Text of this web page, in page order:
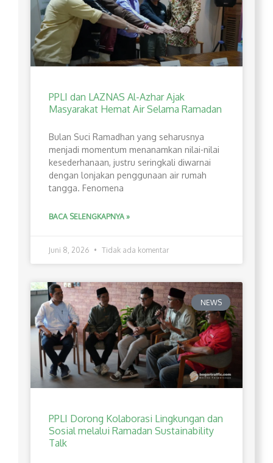
PPLI dan LAZNAS Al-Azhar Ajak
Masyarakat Hemat Air Selama Ramadan
Bulan Suci Ramadhan yang seharusnya
menjadi momentum menanamkan nilai-nilai
kesederhanaan, justru seringkali diwarnai
dengan lonjakan penggunaan air rumah
tangga. Fenomena
BACA SELENGKAPNYA »
Juni 8, 2026 Tidak ada komentar
NEWS
PPLI Dorong Kolaborasi Lingkungan dan
Sosial melalui Ramadan Sustainability
Talk